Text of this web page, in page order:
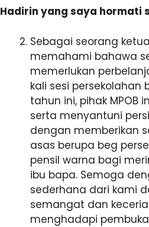
Hadirin yang saya hormati
Sebagai seorang
memahami bahawa
memerlukan
kali sesi persekolahan
tahun ini, pihak MPOB
serta menyantuni
dengan memberikan
asas berupa beg
pensil warna bagi
ibu bapa. Semoga
sederhana dari kami
semangat dan
menghadapi